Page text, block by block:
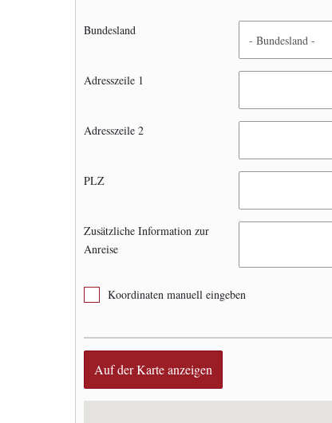
Bundesland
Adresszeile 1
Adresszeile 2
PLZ
Zusätzliche Information zur
Anreise
Koordinaten manuell eingeben